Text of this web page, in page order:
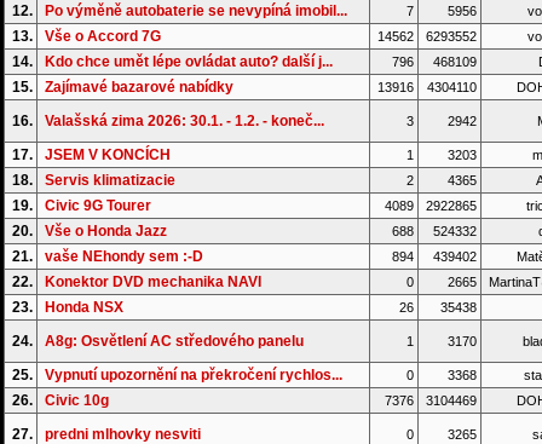
12. Po výměně autobaterie se nevypíná imobil... 7 5956
13. Vše o Accord 7G 14562 6293552
14. Kdo chce umět lépe ovládat auto? další j... 796 468109
15. Zajímavé bazarové nabídky 13916 4304110
16. Valašská zima 2026: 30.1. - 1.2. - koneč... 3 2942
17. JSEM V KONCÍCH 1 3203
18. Servis klimatizacie 2 4365
19. Civic 9G Tourer 4089 2922865
20. Vše o Honda Jazz 688 524332
21. vaše NEhondy sem :-D 894 439402
22. Konektor DVD mechanika NAVI 0 2665
23. Honda NSX 26 35438
24. A8g: Osvětlení AC středového panelu 1 3170
25. Vypnutí upozornění na překročení rychlos... 0 3368
26. Civic 10g 7376 3104469
27. predni mlhovky nesviti 0 3265